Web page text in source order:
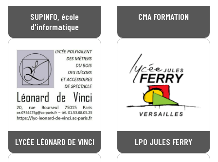
SUPINFO, école
d'informatique
CMA FORMATION
LYCÉE LÉONARD DE VINCI LPO JULES FERRY